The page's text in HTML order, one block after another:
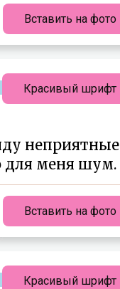
Вставить на фото
неприятные
для меня шум.
Вставить на фото
Красивый шрифт
Красивый шрифт